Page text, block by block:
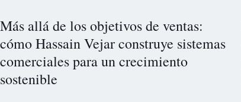
Más allá de los objetivos de ventas:
cómo Hassain Vejar construye sistemas
comerciales para un crecimiento
sostenible